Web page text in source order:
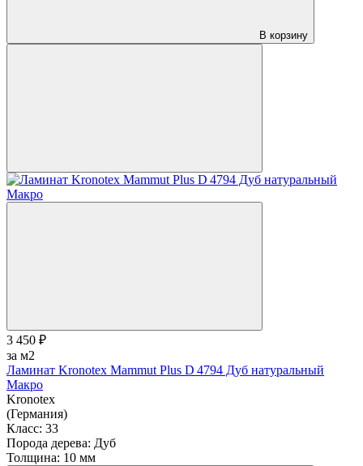
В корзину
3 450 ₽
за м2
Ламинат Kronotex Mammut Plus D 4794 Дуб натуральный
Макро
Kronotex
(Германия)
Класс: 33
Порода дерева: Дуб
Толщина: 10 мм